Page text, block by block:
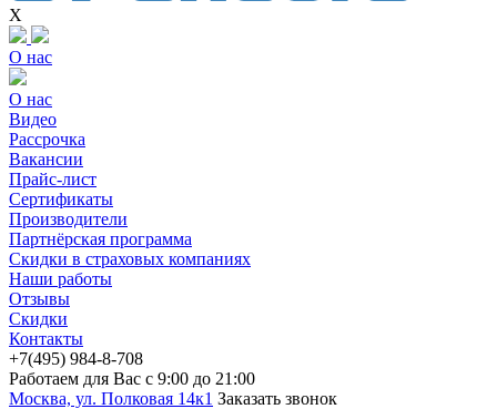
X
О нас
О нас
Видео
Рассрочка
Вакансии
Прайс-лист
Сертификаты
Производители
Партнёрская программа
Скидки в страховых компаниях
Наши работы
Отзывы
Скидки
Контакты
+7(495) 984-8-708
Работаем для Вас с 9:00 до 21:00
Москва, ул. Полковая 14к1 Заказать звонок